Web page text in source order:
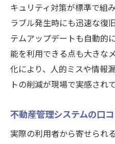
キュリティ対策が標準で組
ラブル発生時にも迅速な復
テムアップデートも自動的
能を利用できる点も大きな
化により、人的ミスや情報
トの削減が現場で実感されて
不動産管理システムの口
実際の利用者から寄せられ